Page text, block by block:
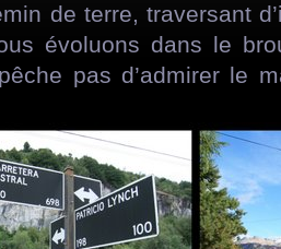
de terre, traversant
évoluons dans le
pas d’admirer le